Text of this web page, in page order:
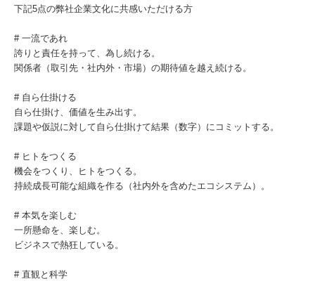
下記5点の弊社企業文化に共感いただける方
# 一流であれ
誇りと責任を持って、為し続ける。
関係者（取引先・社内外・市場）の期待値を越え続ける。
# 自ら仕掛ける
自ら仕掛け、価値を生み出す。
課題や仮説に対して自ら仕掛けて結果（数字）にコミットする。
# ヒトをつくる
機会をつくり、ヒトをつくる。
持続成長可能な組織を作る（社内外を含めたエコシステム）。
# 本気を楽しむ
一所懸命を、楽しむ。
ビジネスで熱狂している。
# 直観と科学